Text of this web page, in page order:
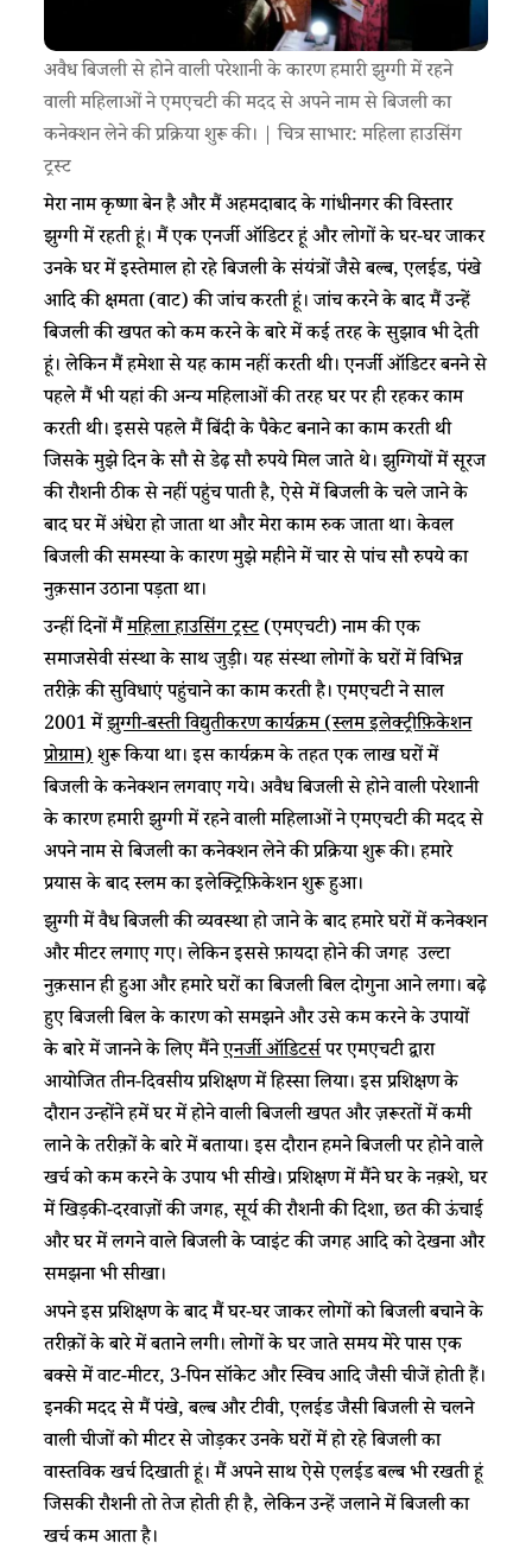
अवैध बिजली से होने वाली परेशानी के कारण हमारी झुग्गी में रहने
वाली महिलाओं ने एमएचटी की मदद से अपने नाम से बिजली का
कनेक्शन लेने की प्रक्रिया शुरू की। | चित्र साभार: महिला हाउसिंग
ट्रस्ट
मेरा नाम कृष्णा बेन है और मैं अहमदाबाद के गांधीनगर की विस्तार
झुग्गी में रहती हूं। मैं एक एनर्जी ऑडिटर हूं और लोगों के घर-घर जाकर
उनके घर में इस्तेमाल हो रहे बिजली के संयंत्रों जैसे बल्ब, एलईड, पंखे
आदि की क्षमता (वाट) की जांच करती हूं। जांच करने के बाद मैं उन्हें
बिजली की खपत को कम करने के बारे में कई तरह के सुझाव भी देती
हूं। लेकिन मैं हमेशा से यह काम नहीं करती थी। एनर्जी ऑडिटर बनने से
पहले मैं भी यहां की अन्य महिलाओं की तरह घर पर ही रहकर काम
करती थी। इससे पहले मैं बिंदी के पैकेट बनाने का काम करती थी
जिसके मुझे दिन के सौ से डेढ़ सौ रुपये मिल जाते थे। झुग्गियों में सूरज
की रौशनी ठीक से नहीं पहुंच पाती है, ऐसे में बिजली के चले जाने के
बाद घर में अंधेरा हो जाता था और मेरा काम रुक जाता था। केवल
बिजली की समस्या के कारण मुझे महीने में चार से पांच सौ रुपये का
नुक़सान उठाना पड़ता था।
उन्हीं दिनों मैंमहिला हाउसिंग ट्रस्ट(एमएचटी) नाम की एक
समाजसेवी संस्था के साथ जुड़ी। यह संस्था लोगों के घरों में विभिन्न
तरीक़े की सुविधाएं पहुंचाने का काम करती है। एमएचटी ने साल
2001 मेंझुग्गी-बस्ती विद्युतीकरण कार्यक्रम (स्लम इलेक्ट्रीफ़िकेशन
प्रोग्राम)शुरू किया था। इस कार्यक्रम के तहत एक लाख घरों में
बिजली के कनेक्शन लगवाए गये। अवैध बिजली से होने वाली परेशानी
के कारण हमारी झुग्गी में रहने वाली महिलाओं ने एमएचटी की मदद से
अपने नाम से बिजली का कनेक्शन लेने की प्रक्रिया शुरू की। हमारे
प्रयास के बाद स्लम का इलेक्ट्रिफ़िकेशन शुरू हुआ।
झुग्गी में वैध बिजली की व्यवस्था हो जाने के बाद हमारे घरों में कनेक्शन
और मीटर लगाए गए। लेकिन इससे फ़ायदा होने की जगह उल्टा
नुक़सान ही हुआ और हमारे घरों का बिजली बिल दोगुना आने लगा। बढ़े
हुए बिजली बिल के कारण को समझने और उसे कम करने के उपायों
के बारे में जानने के लिए मैंनेएनर्जी ऑडिटर्सपर एमएचटी द्वारा
आयोजित तीन-दिवसीय प्रशिक्षण में हिस्सा लिया। इस प्रशिक्षण के
दौरान उन्होंने हमें घर में होने वाली बिजली खपत और ज़रूरतों में कमी
लाने के तरीक़ों के बारे में बताया। इस दौरान हमने बिजली पर होने वाले
खर्च को कम करने के उपाय भी सीखे। प्रशिक्षण में मैंने घर के नक़्शे, घर
में खिड़की-दरवाज़ों की जगह, सूर्य की रौशनी की दिशा, छत की ऊंचाई
और घर में लगने वाले बिजली के प्वाइंट की जगह आदि को देखना और
समझना भी सीखा।
अपने इस प्रशिक्षण के बाद मैं घर-घर जाकर लोगों को बिजली बचाने के
तरीक़ों के बारे में बताने लगी। लोगों के घर जाते समय मेरे पास एक
बक्से में वाट-मीटर, 3-पिन सॉकेट और स्विच आदि जैसी चीजें होती हैं।
इनकी मदद से मैं पंखे, बल्ब और टीवी, एलईड जैसी बिजली से चलने
वाली चीजों को मीटर से जोड़कर उनके घरों में हो रहे बिजली का
वास्तविक खर्च दिखाती हूं। मैं अपने साथ ऐसे एलईड बल्ब भी रखती हूं
जिसकी रौशनी तो तेज होती ही है, लेकिन उन्हें जलाने में बिजली का
खर्च कम आता है।